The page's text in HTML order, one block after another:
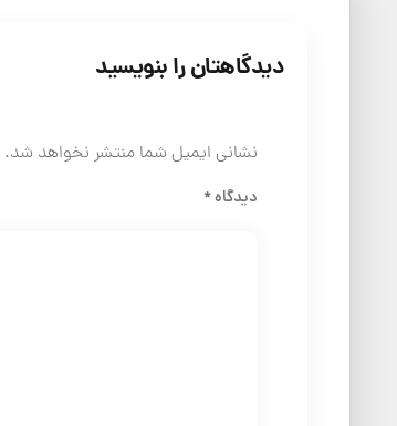
دیدگاهتان را بنویسید
نشانی ایمیل شما منتشر نخواهد شد.
دیدگاه*